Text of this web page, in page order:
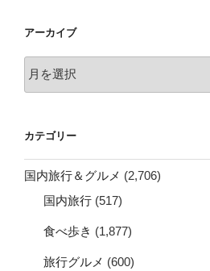
アーカイブ
ー
ブ
カテゴリー
国内旅行＆グルメ (2,706)
国内旅行 (517)
食べ歩き (1,877)
旅行グルメ (600)